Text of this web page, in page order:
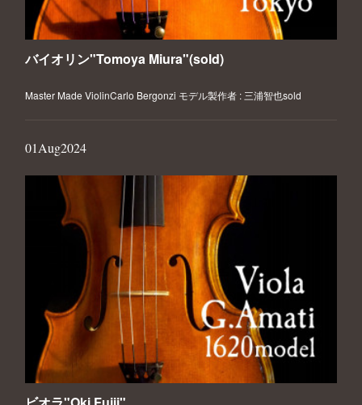
バイオリン"Tomoya Miura"(sold)
Master Made ViolinCarlo Bergonzi モデル製作者 : 三浦智也sold
01Aug2024